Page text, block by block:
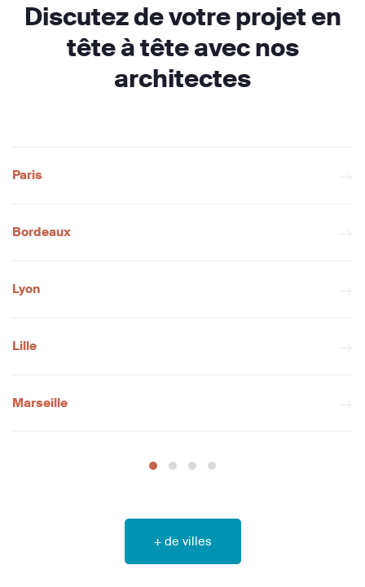
Discutez de votre projet en
tête à tête avec nos
architectes
Paris
Bordeaux
Lyon
Lille
Marseille
+ de villes